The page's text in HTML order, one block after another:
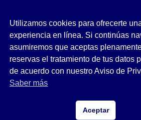
Utilizamos cookies para ofrecerte
experiencia en línea. Si continúas
asumiremos que aceptas
reservas el tratamiento de tus datos
de acuerdo con nuestro Aviso de
Saber más
Aceptar